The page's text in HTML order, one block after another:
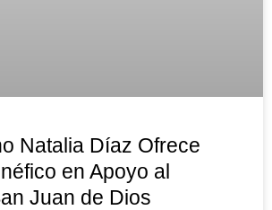
Natalia Díaz Ofrece
en Apoyo al
Juan de Dios